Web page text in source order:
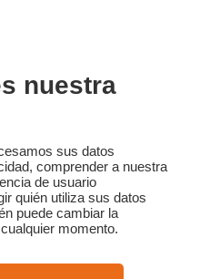
seguro de anulación con su
en el momento de la reserva
y política de privacidad
FAQ Blog Mapa del sitio
dirigido por Sooyoos
nuestra
sus datos
comprender a nuestra
de usuario
quién utiliza sus datos
puede cambiar la
momento.